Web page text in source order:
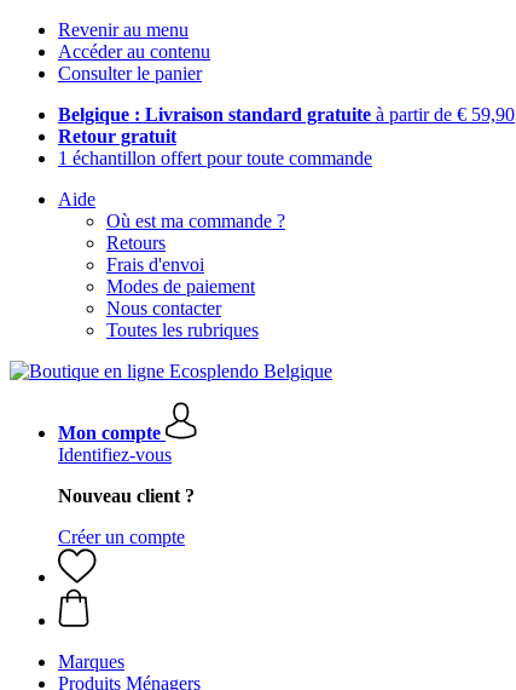
Revenir au menu
Accéder au contenu
Consulter le panier
Belgique : Livraison standard gratuite à partir de € 59,90
Retour gratuit
1 échantillon offert pour toute commande
Aide
Où est ma commande ?
Retours
Frais d'envoi
Modes de paiement
Nous contacter
Toutes les rubriques
Mon compte
Identifiez-vous
Nouveau client ?
Créer un compte
Marques
Produits Ménagers